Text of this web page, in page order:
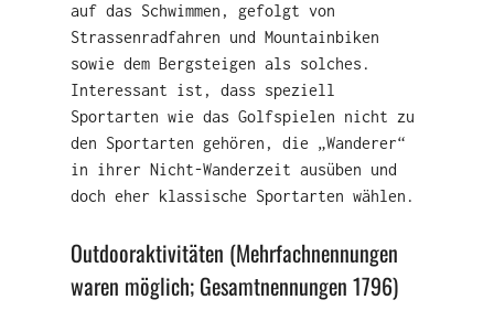
auf das Schwimmen, gefolgt von
Strassenradfahren und Mountainbiken
sowie dem Bergsteigen als solches.
Interessant ist, dass speziell
Sportarten wie das Golfspielen nicht zu
den Sportarten gehören, die „Wanderer“
in ihrer Nicht-Wanderzeit ausüben und
doch eher klassische Sportarten wählen.
Outdooraktivitäten (Mehrfachnennungen
waren möglich; Gesamtnennungen 1796)